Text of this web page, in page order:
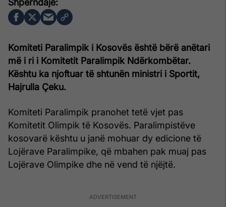
Komiteti Paralimpik i Kosovës është bërë anëtari
më i ri i Komitetit Paralimpik Ndërkombëtar.
Kështu ka njoftuar të shtunën ministri i Sportit,
Hajrulla Çeku.
Komiteti Paralimpik pranohet tetë vjet pas
Komitetit Olimpik të Kosovës. Paralimpistëve
kosovarë kështu u janë mohuar dy edicione të
Lojërave Paralimpike, që mbahen pak muaj pas
Lojërave Olimpike dhe në vend të njëjtë.